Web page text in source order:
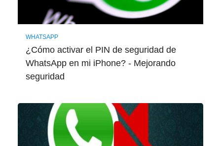
WHATSAPP
¿Cómo activar el PIN de seguridad de
WhatsApp en mi iPhone? - Mejorando
seguridad